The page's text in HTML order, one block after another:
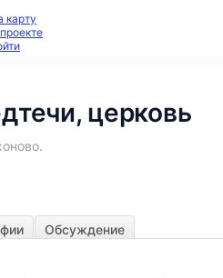
карту
церковь
Обсуждение